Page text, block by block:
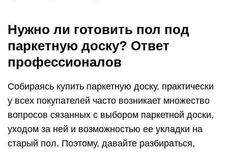
Нужно ли готовить пол под
паркетную доску? Ответ
профессионалов
Собираясь купить паркетную доску, практически
у всех покупателей часто возникает множество
вопросов сязанных с выбором паркетной доски,
уходом за ней и возможностью ее укладки на
старый пол. Поэтому, давайте разбираться,